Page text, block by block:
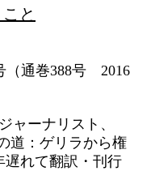
と
（通巻388号 2016
ャーナリスト、
道：ゲリラから権
遅れて翻訳・刊行